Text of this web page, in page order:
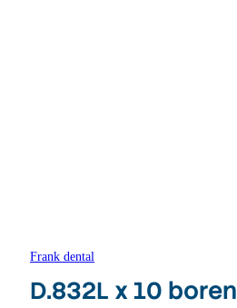
Frank dental
D.832L x 10 boren